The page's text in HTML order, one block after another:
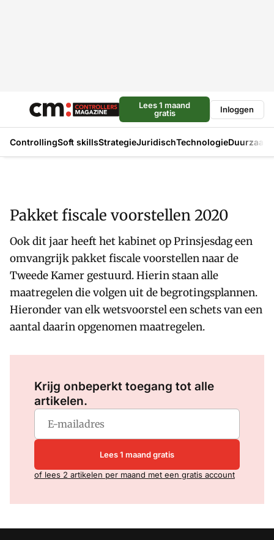
Lees 1 maand
gratis
Inloggen
ControllingSoft skillsStrategieJuridischTechnologie
Pakket fiscale voorstellen 2020
Ook dit jaar heeft het kabinet op Prinsjesdag een
omvangrijk pakket fiscale voorstellen naar de
Tweede Kamer gestuurd. Hierin staan alle
maatregelen die volgen uit de begrotingsplannen.
Hieronder van elk wetsvoorstel een schets van een
aantal daarin opgenomen maatregelen.
Krijg onbeperkt toegang tot alle
artikelen.
Lees 1 maand gratis
of lees 2 artikelen per maand met een gratis account